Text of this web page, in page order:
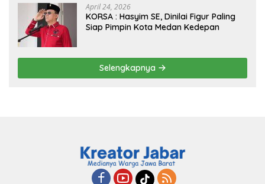
April 24, 2026
KORSA : Hasyim SE, Dinilai Figur Paling
Siap Pimpin Kota Medan Kedepan
Selengkapnya